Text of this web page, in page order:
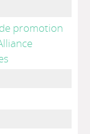
promotion